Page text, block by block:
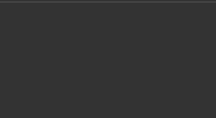
BESTELLEN VON